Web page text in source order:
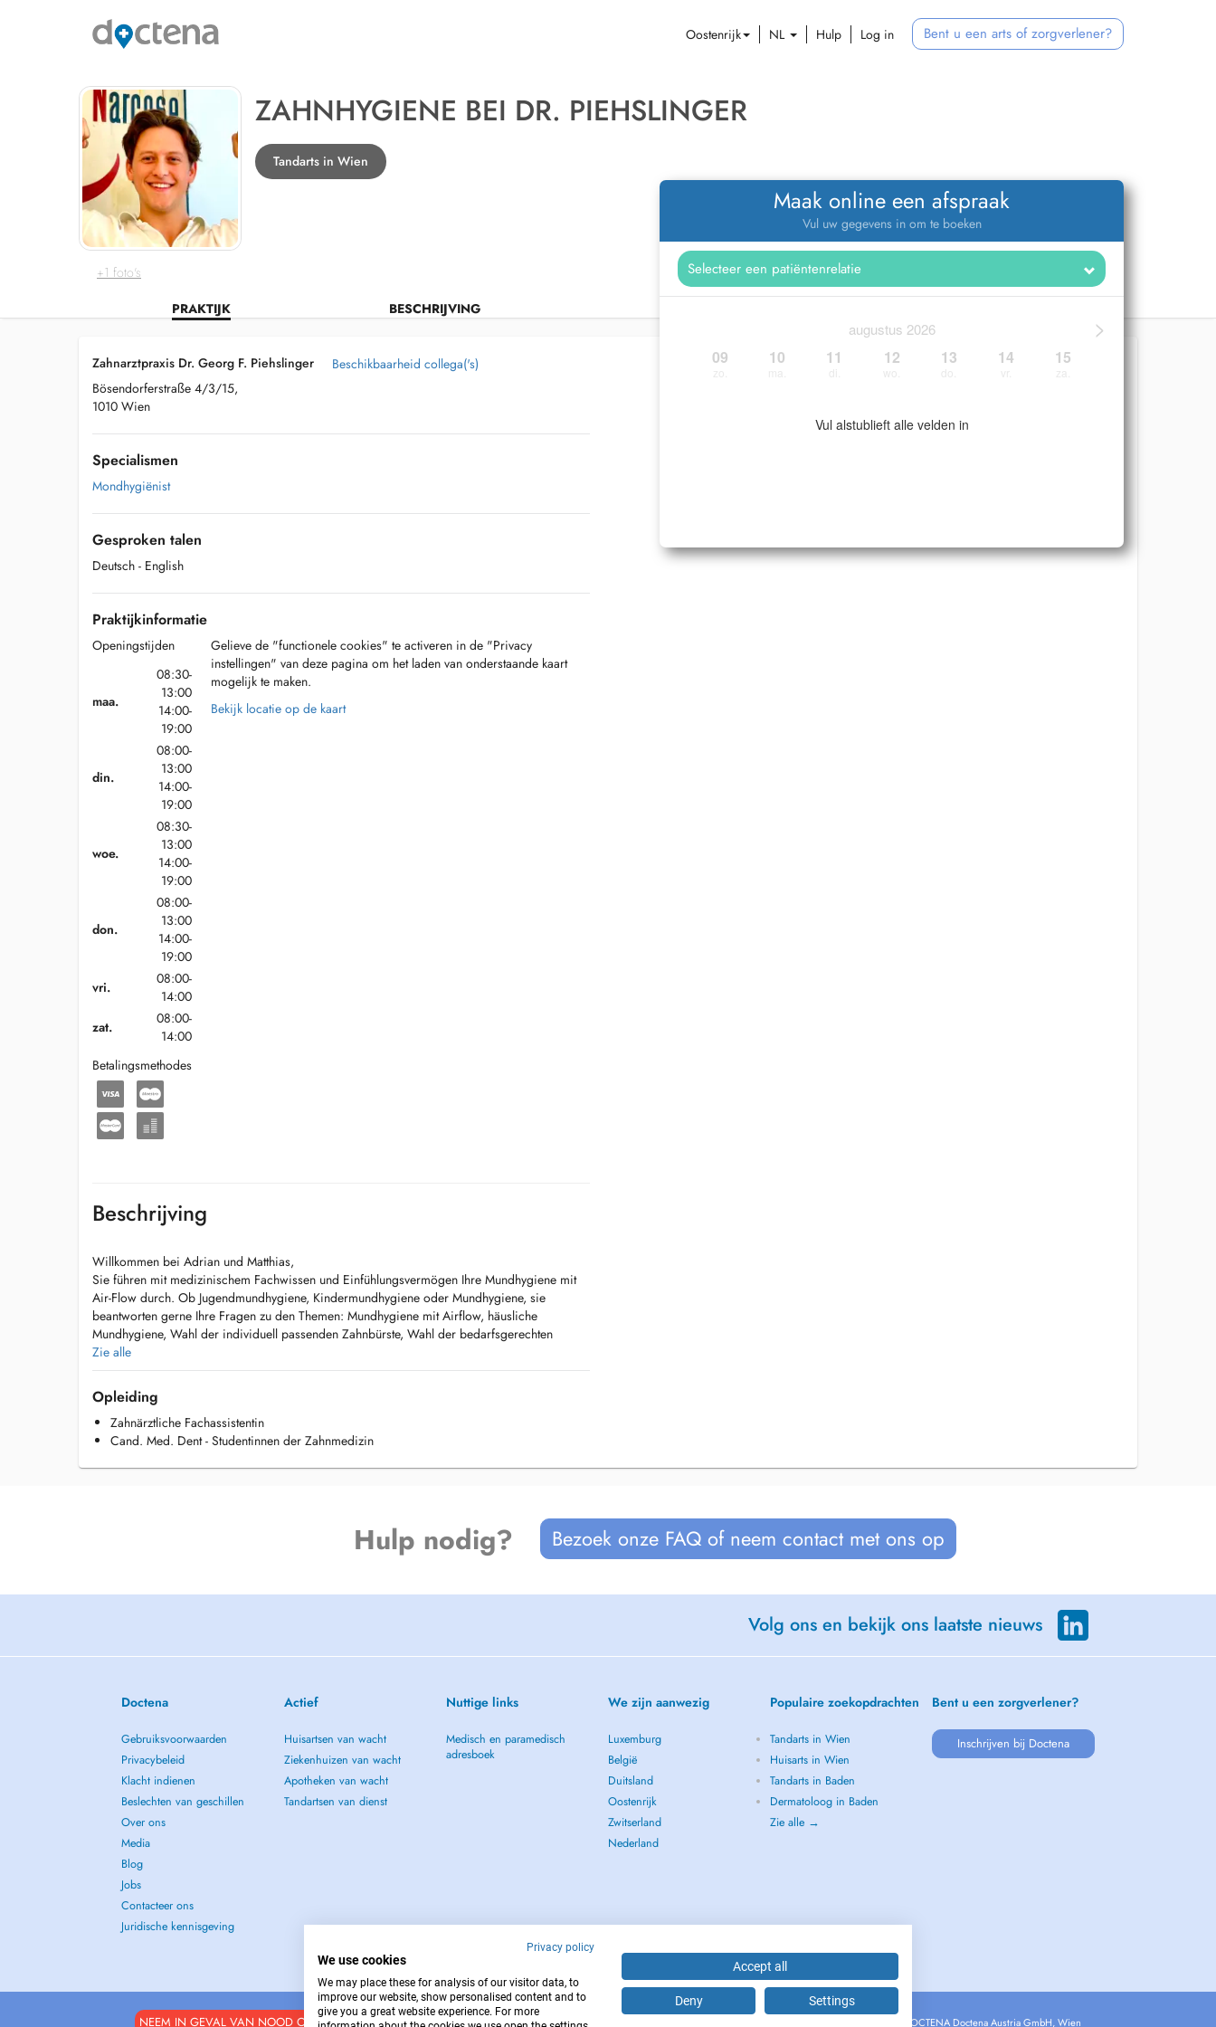
Oostenrijk NL Hulp Log in Bent u een arts of zorgverlener?
+1 foto's
ZAHNHYGIENE BEI DR. PIEHSLINGER
Tandarts in Wien
PRAKTIJK BESCHRIJVING
Maak online een afspraak
Vul uw gegevens in om te boeken
>
augustus 2026
09 10 11 12 13 14 15
Vul alstublieft alle velden in
Zahnarztpraxis Dr. Georg F. Piehslinger
Bösendorferstraße 4/3/15,
1010 Wien
Beschikbaarheid collega('s)
Specialismen
Mondhygiënist
Gesproken talen
Deutsch - English
Praktijkinformatie
Openingstijden
maa.
08:30-
13:00
14:00-
19:00
din.
08:00-
13:00
14:00-
19:00
woe.
08:30-
13:00
14:00-
19:00
don.
08:00-
13:00
14:00-
19:00
vri.
08:00-
14:00
zat.
08:00-
14:00
Betalingsmethodes
Gelieve de "functionele cookies" te activeren in de "Privacy
instellingen" van deze pagina om het laden van onderstaande kaart
mogelijk te maken.
Bekijk locatie op de kaart
Beschrijving
Willkommen bei Adrian und Matthias,
Sie führen mit medizinischem Fachwissen und Einfühlungsvermögen Ihre Mundhygiene mit
Air-Flow durch. Ob Jugendmundhygiene, Kindermundhygiene oder Mundhygiene, sie
beantworten gerne Ihre Fragen zu den Themen: Mundhygiene mit Airflow, häusliche
Mundhygiene, Wahl der individuell passenden Zahnbürste, Wahl der bedarfsgerechten
Zahnpasta, richtige Reinigung der Zahnzwischenräume uvm.
Zie alle
Opleiding
Zahnärztliche Fachassistentin
Cand. Med. Dent - Studentinnen der Zahnmedizin
Hulp nodig? Bezoek onze FAQ of neem contact met ons op
Volg ons en bekijk ons laatste nieuws
Doctena
Gebruiksvoorwaarden
Privacybeleid
Klacht indienen
Beslechten van geschillen
Over ons
Media
Blog
Jobs
Contacteer ons
Juridische kennisgeving
Actief
Huisartsen van wacht
Ziekenhuizen van wacht
Apotheken van wacht
Tandartsen van dienst
Nuttige links
Medisch en paramedisch
adresboek
We zijn aanwezig
Luxemburg
België
Duitsland
Oostenrijk
Zwitserland
Nederland
Populaire zoekopdrachten
Tandarts in Wien
Huisarts in Wien
Tandarts in Baden
Dermatoloog in Baden
Zie alle →
Bent u een zorgverlener?
Inschrijven bij Doctena
NEEM IN GEVAL VAN NOOD CONTACT OP MET : 112 Copyright © 2026 - DOCTENA Doctena Austria GmbH, Wien
Privacy policy
We use cookies
We may place these for analysis of our visitor data, to
improve our website, show personalised content and to
give you a great website experience. For more
Accept all
Deny Settings